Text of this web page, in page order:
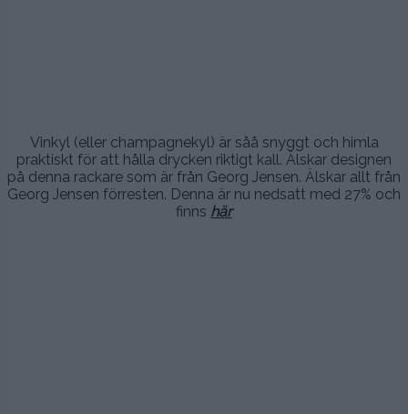
Vinkyl (eller champagnekyl) är såå snyggt och himla
praktiskt för att hålla drycken riktigt kall. Älskar designen
på denna rackare som är från Georg Jensen. Älskar allt från
Georg Jensen förresten. Denna är nu nedsatt med 27% och
finns här